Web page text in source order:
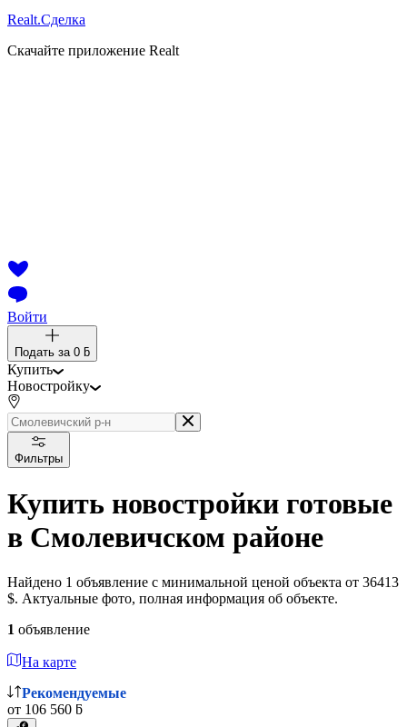
Realt.Сделка
Скачайте приложение Realt
Войти
Подать за 0 ƃ
Купить
Новостройку
Фильтры
Купить новостройки готовые
в Смолевичском районе
Найдено 1 объявление с минимальной ценой объекта от 36413
$. Актуальные фото, полная информация об объекте.
1 объявление
На карте
Рекомендуемые
от 106 560 ƃ